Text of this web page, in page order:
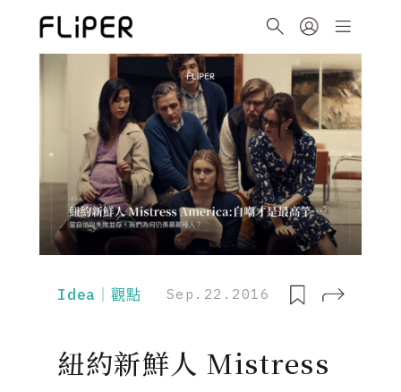
Idea｜觀點 Sep.22.2016
紐約新鮮人 Mistress